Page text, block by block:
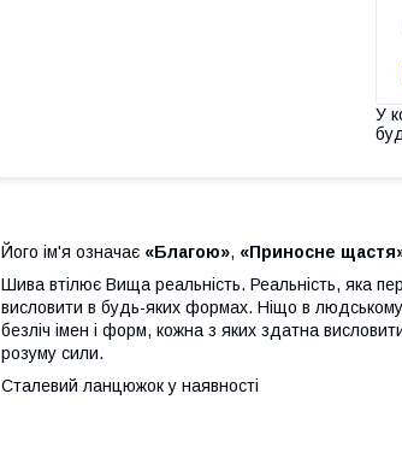
У
Його ім'я означає «Благою», «Приносне
Шива втілює Вища реальність. Реальність, яка
висловити в будь-яких формах. Ніщо в
безліч імен і форм, кожна з яких здатна
розуму сили.
Сталевий ланцюжок у наявності